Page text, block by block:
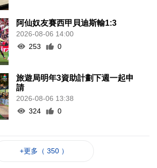
阿仙奴友賽西甲貝迪斯輸1:3
2026-08-06 14:00
253
0
旅遊局明年3資助計劃下週一起申
請
2026-08-06 13:38
324
0
+更多（ 350 ）